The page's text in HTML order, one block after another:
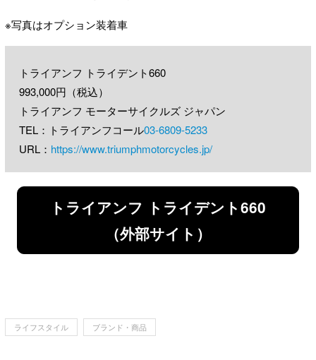
※写真はオプション装着車
トライアンフ トライデント660
993,000円（税込）
トライアンフ モーターサイクルズ ジャパン
TEL：トライアンフコール03-6809-5233
URL： https://www.triumphmotorcycles.jp/
トライアンフ トライデント660
（外部サイト）
ライフスタイル ブランド・商品